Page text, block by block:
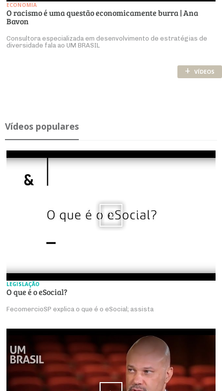
ECONOMIA
O racismo é uma questão economicamente burra | Ana
Bavon
Consultora especializada em desenvolvimento de estratégias de
diversidade fala ao UM BRASIL
+ VÍDEOS
Ví­deos po­pu­lares
LEGISLAÇÃO
O que é o eSocial?
FecomercioSP explica o que é o eSocial; assista